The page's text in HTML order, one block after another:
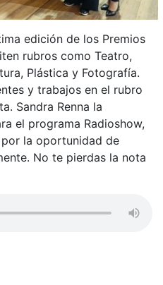
edición de los Premios
rubros como Teatro,
Plástica y Fotografía.
y trabajos en el rubro
Sandra Renna la
el programa Radioshow,
la oportunidad de
No te pierdas la nota